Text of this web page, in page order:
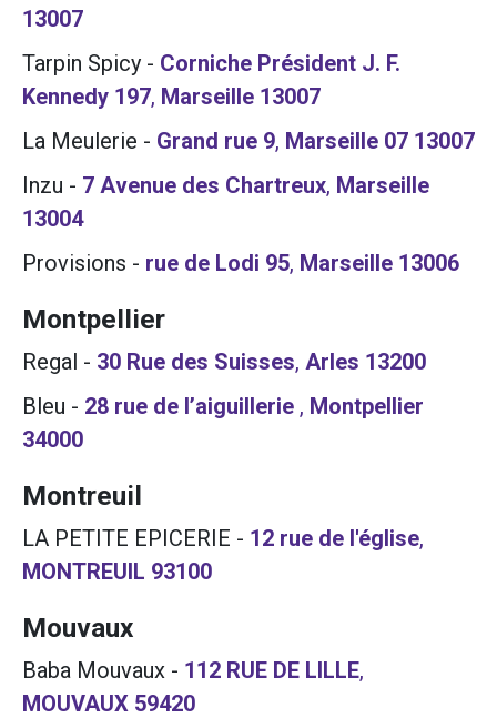
13007
Tarpin Spicy - Corniche Président J. F.
Kennedy 197, Marseille 13007
La Meulerie - Grand rue 9, Marseille 07 13007
Inzu - 7 Avenue des Chartreux, Marseille
13004
Provisions - rue de Lodi 95, Marseille 13006
Montpellier
Regal - 30 Rue des Suisses, Arles 13200
Bleu - 28 rue de l’aiguillerie , Montpellier
34000
Montreuil
LA PETITE EPICERIE - 12 rue de l'église,
MONTREUIL 93100
Mouvaux
Baba Mouvaux - 112 RUE DE LILLE,
MOUVAUX 59420